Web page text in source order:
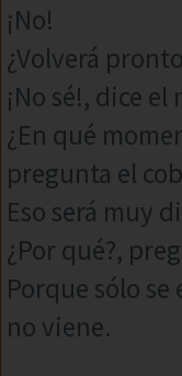
¡No!
¿Volverá
¡No sé!, dice el
¿En qué
pregunta el
Eso será muy
¿Por qué?,
Porque sólo
no viene.